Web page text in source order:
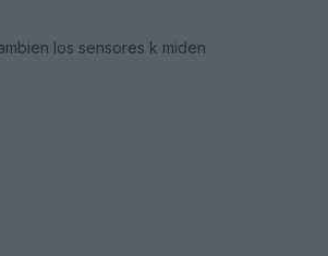
los sensores k miden